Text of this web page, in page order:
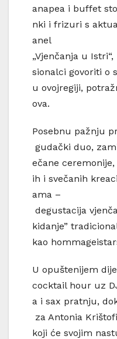
anapea i buffet
nki i frizuri s
anel
„Vjenčanja u
sionalci govoriti o
u ovojregiji,
ova.
Posebnu pažnju
gudački duo,
ečane
ih i svečanih
ama –
degustacija
kidanje”
kao
U opuštenijem
cocktail hour uz
a i sax pratnju,
za Antonia
koji će svojim